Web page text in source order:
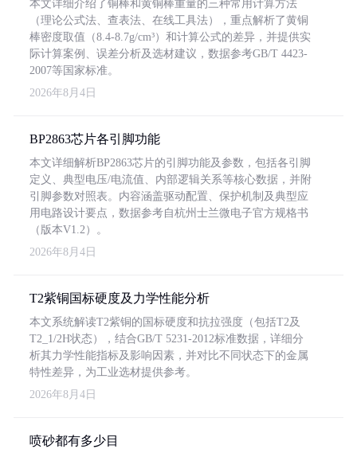
本文详细介绍了铜棒和黄铜棒重量的三种常用计算方法
（理论公式法、查表法、在线工具法），重点解析了黄铜
棒密度取值（8.4-8.7g/cm³）和计算公式的差异，并提供实
际计算案例、误差分析及选材建议，数据参考GB/T 4423-
2007等国家标准。
2026年8月4日
BP2863芯片各引脚功能
本文详细解析BP2863芯片的引脚功能及参数，包括各引脚
定义、典型电压/电流值、内部逻辑关系等核心数据，并附
引脚参数对照表。内容涵盖驱动配置、保护机制及典型应
用电路设计要点，数据参考自杭州士兰微电子官方规格书
（版本V1.2）。
2026年8月4日
T2紫铜国标硬度及力学性能分析
本文系统解读T2紫铜的国标硬度和抗拉强度（包括T2及
T2_1/2H状态），结合GB/T 5231-2012标准数据，详细分
析其力学性能指标及影响因素，并对比不同状态下的金属
特性差异，为工业选材提供参考。
2026年8月4日
喷砂都有多少目